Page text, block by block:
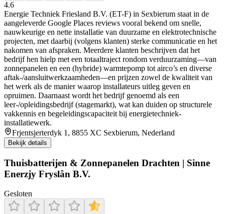
4.6
Energie Techniek Friesland B.V. (ET-F) in Sexbierum staat in de
aangeleverde Google Places reviews vooral bekend om snelle,
nauwkeurige en nette installatie van duurzame en elektrotechnische
projecten, met daarbij (volgens klanten) sterke communicatie en het
nakomen van afspraken. Meerdere klanten beschrijven dat het
bedrijf hen hielp met een totaaltraject rondom verduurzaming—van
zonnepanelen en een (hybride) warmtepomp tot airco’s en diverse
aftak-/aansluitwerkzaamheden—en prijzen zowel de kwaliteit van
het werk als de manier waarop installateurs uitleg geven en
opruimen. Daarnaast wordt het bedrijf genoemd als een
leer-/opleidingsbedrijf (stagemarkt), wat kan duiden op structurele
vakkennis en begeleidingscapaciteit bij energietechniek-
installatiewerk.
Frjentsjerterdyk 1, 8855 XC Sexbierum, Nederland
Bekijk details
Thuisbatterijen & Zonnepanelen Drachten | Sinne
Enerzjy Fryslân B.V.
Gesloten